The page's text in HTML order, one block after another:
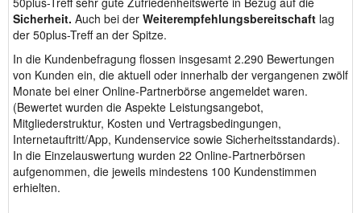
Sicherheit. Auch bei der Weiterempfehlungsbereitschaft lag
der 50plus-Treff an der Spitze.
In die Kundenbefragung flossen insgesamt 2.290 Bewertungen
von Kunden ein, die aktuell oder innerhalb der vergangenen zwölf
Monate bei einer Online-Partnerbörse angemeldet waren.
(Bewertet wurden die Aspekte Leistungsangebot,
Mitgliederstruktur, Kosten und Vertragsbedingungen,
Internetauftritt/App, Kundenservice sowie Sicherheitsstandards).
In die Einzelauswertung wurden 22 Online-Partnerbörsen
aufgenommen, die jeweils mindestens 100 Kundenstimmen
erhielten.